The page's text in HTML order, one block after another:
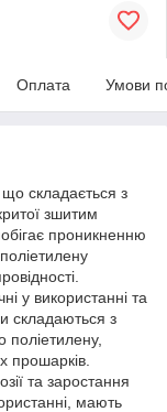
Оплата Умови
складається з
зшитим
проникненню
у використанні та
складаються з
поліетилену,
прошарків.
та заростання
мають